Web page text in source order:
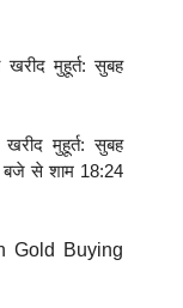
मुहूर्त: सुबह
मुहूर्त: सुबह
से शाम 18:24
Gold Buying